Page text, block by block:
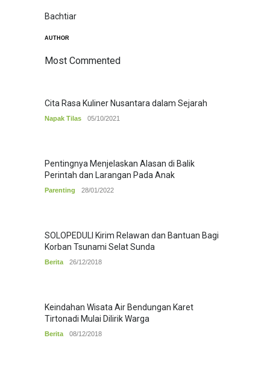
Bachtiar
AUTHOR
Most Commented
Cita Rasa Kuliner Nusantara dalam Sejarah
Napak Tilas 05/10/2021
Pentingnya Menjelaskan Alasan di Balik
Perintah dan Larangan Pada Anak
Parenting 28/01/2022
SOLOPEDULI Kirim Relawan dan Bantuan Bagi
Korban Tsunami Selat Sunda
Berita 26/12/2018
Keindahan Wisata Air Bendungan Karet
Tirtonadi Mulai Dilirik Warga
Berita 08/12/2018